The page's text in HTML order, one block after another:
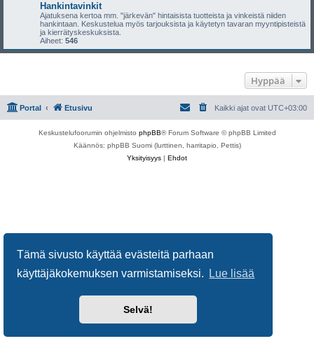
Tämä sivusto käyttää evästeitä parhaan
käyttäjäkokemuksen varmistamiseksi.
Lue lisää
Selvä!
Hankintavinkit
Ajatuksena kertoa mm. "järkevän" hintaisista tuotteista ja vinkeistä niiden
hankintaan. Keskustelua myös tarjouksista ja käytetyn tavaran myyntipisteistä
ja kierrätyskeskuksista.
Aiheet: 546
Hyppää
Portal Etusivu Kaikki ajat ovat UTC+03:00
Keskustelufoorumin ohjelmisto phpBB® Forum Software © phpBB Limited
Käännös: phpBB Suomi (lurttinen, harritapio, Pettis)
Yksityisyys | Ehdot